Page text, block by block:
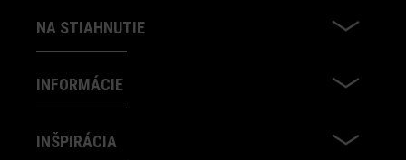
NA STIAHNUTIE
INFORMÁCIE
INŠPIRÁCIA